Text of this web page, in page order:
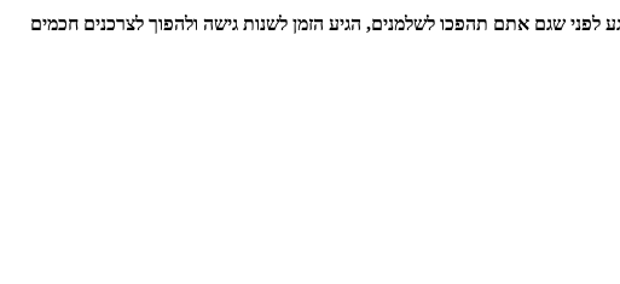
שגם אתם תהפכו לשלמנים, הגיע הזמן לשנות גישה ולהפוך לצרכנים חכמים